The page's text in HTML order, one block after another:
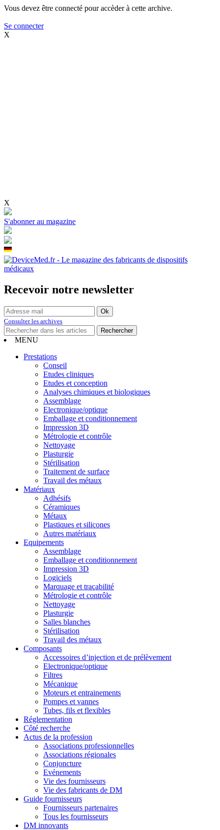
Vous devez être connecté pour accèder à cette archive.
Se connecter
X
X
S'abonner au magazine
Recevoir notre newsletter
Consulter les archives
MENU
Prestations
Conseil
Etudes cliniques
Etudes et conception
Analyses chimiques et biologiques
Assemblage
Electronique/optique
Emballage et conditionnement
Impression 3D
Métrologie et contrôle
Nettoyage
Plasturgie
Stérilisation
Traitement de surface
Travail des métaux
Matériaux
Adhésifs
Céramiques
Métaux
Plastiques et silicones
Autres matériaux
Equipements
Assemblage
Emballage et conditionnement
Impression 3D
Logiciels
Marquage et traçabilité
Métrologie et contrôle
Nettoyage
Plasturgie
Salles blanches
Stérilisation
Travail des métaux
Composants
Accessoires d’injection et de prélèvement
Electronique/optique
Filtres
Mécanique
Moteurs et entrainements
Pompes et vannes
Tubes, fils et flexibles
Réglementation
Côté recherche
Actus de la profession
Associations professionnelles
Associations régionales
Conjoncture
Evénements
Vie des fournisseurs
Vie des fabricants de DM
Guide fournisseurs
Fournisseurs partenaires
Tous les fournisseurs
DM innovants